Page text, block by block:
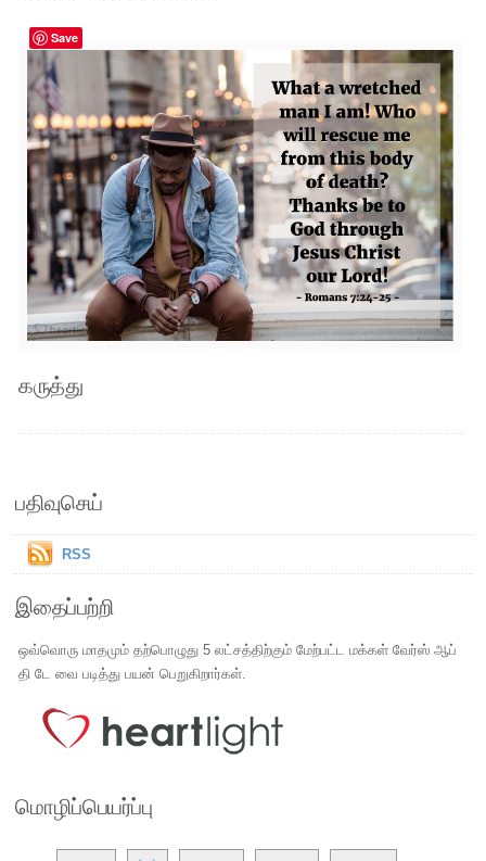
Save
கருத்து
பதிவுசெய்
RSS
இதைப்பற்றி
ஒவ்வொரு மாதமும் தற்பொழுது 5 லட்சத்திற்கும் மேற்பட்ட மக்கள் வேர்ஸ் ஆப்
தி டே வை படித்து பயன் பெறுகிறார்கள்.
மொழிப்பெயர்ப்பு